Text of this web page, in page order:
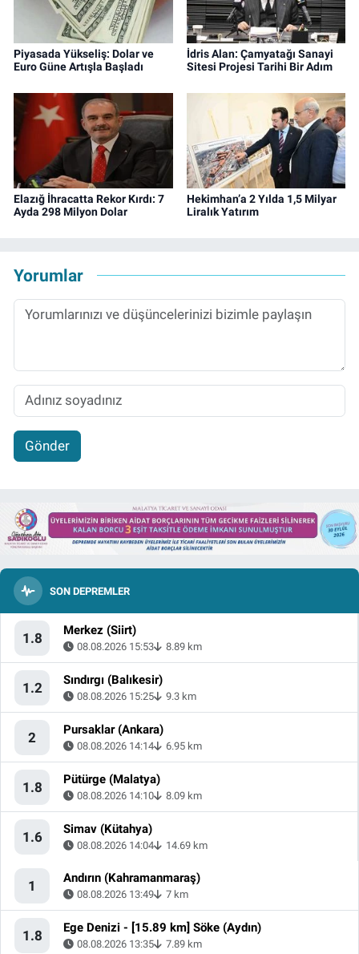
Piyasada Yükseliş: Dolar ve
Euro Güne Artışla Başladı
İdris Alan: Çamyatağı Sanayi
Sitesi Projesi Tarihi Bir Adım
Elazığ İhracatta Rekor Kırdı: 7
Ayda 298 Milyon Dolar
Hekimhan’a 2 Yılda 1,5 Milyar
Liralık Yatırım
Yorumlar
Gönder
SON DEPREMLER
1.8 Merkez (Siirt)
08.08.2026 15:53 8.89 km
1.2 Sındırgı (Balıkesir)
08.08.2026 15:25 9.3 km
2 Pursaklar (Ankara)
08.08.2026 14:14 6.95 km
1.8 Pütürge (Malatya)
08.08.2026 14:10 8.09 km
1.6 Simav (Kütahya)
08.08.2026 14:04 14.69 km
1 Andırın (Kahramanmaraş)
08.08.2026 13:49 7 km
1.8 Ege Denizi - [15.89 km] Söke (Aydın)
08.08.2026 13:35 7.89 km